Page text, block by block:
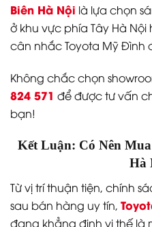
Biên Hà Nội là lựa chọn
ở khu vực phía Tây Hà
cân nhắc Toyota Mỹ Đình
Không chắc chọn
824 571 để được tư vấn
bạn!
Kết Luận: Có Nên
Hà
Từ vị trí thuận tiện, chính
sau bán hàng uy tín,
đang khẳng định vị thế là